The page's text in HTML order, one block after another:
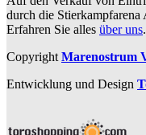
durch die Stierkampfarena
Erfahren Sie alles über uns.
Copyright Marenostrum
Entwicklung und Design